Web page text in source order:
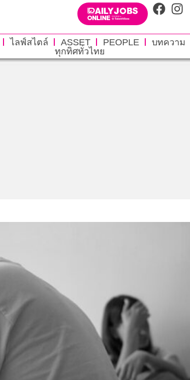
ไลฟ์สไตล์ ASSET PEOPLE
บทความ
ทุกทิศทั่วไทย